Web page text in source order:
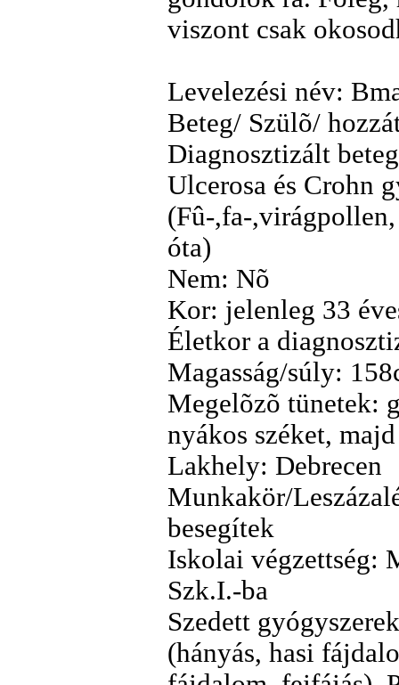
viszont csak
Levelezési név:
Beteg/ Szülõ/
Diagnosztizált
Ulcerosa és Crohn
(Fû-,fa-
óta)
Nem: Nõ
Kor: jelenleg 33
Életkor a
Magasság/súly:
Megelõzõ tünetek:
nyákos széket,
Lakhely: Debrecen
Munkakör/
besegítek
Iskolai végzettség:
Szk.I.-ba
Szedett
(hányás, hasi